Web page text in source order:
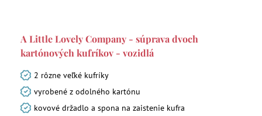
A Little Lovely Company - súprava dvoch
kartónových kufríkov - vozidlá
2 rôzne veľké kufríky
vyrobené z odolného kartónu
kovové držadlo a spona na zaistenie kufra